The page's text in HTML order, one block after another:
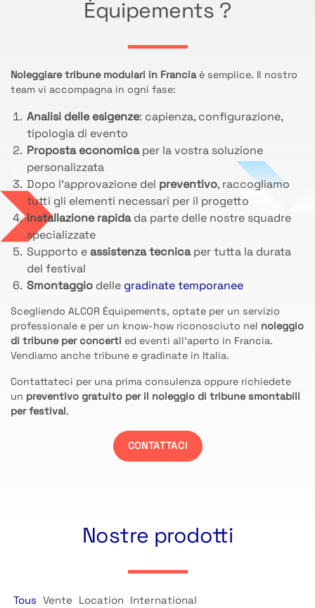
Équipements ?
Noleggiare tribune modulari in Franciaè semplice. Il nostro
team vi accompagna in ogni fase:
Analisi delle esigenze: capienza, configurazione,
tipologia di evento
Proposta economicaper la vostra soluzione
personalizzata
Dopo l’approvazione del preventivo, raccogliamo
tutti gli elementi necessari per il progetto
Installazione rapidada parte delle nostre squadre
specializzate
Supporto e assistenza tecnicaper tutta la durata
del festival
Smontaggio delle gradinate temporanee
Scegliendo ALCOR Équipements, optate per un servizio
professionale e per un know-how riconosciuto nel noleggio
di tribune per concerti ed eventi all’aperto in Francia.
Vendiamo anche tribune e gradinate in Italia.
Contattateci per una prima consulenza oppure richiedete
un preventivo gratuito per il noleggio di tribune smontabili
per festival .
CONTATTACI
Nostre prodotti
Tous Vente Location International